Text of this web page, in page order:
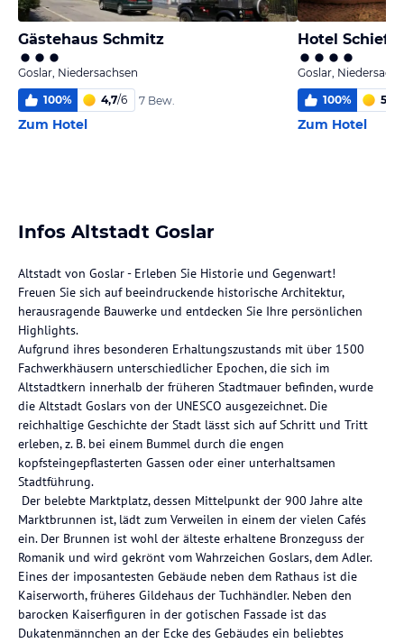
Gästehaus Schmitz
Goslar, Niedersachsen
100% 4,7/6 7 Bew.
Zum Hotel
Hotel Schiefer
Goslar,
100% 5,8
Zum Hotel
Infos Altstadt Goslar
Altstadt von Goslar - Erleben Sie Historie und Gegenwart!
Freuen Sie sich auf beeindruckende historische Architektur,
herausragende Bauwerke und entdecken Sie Ihre persönlichen
Highlights.
Aufgrund ihres besonderen Erhaltungszustands mit über 1500
Fachwerkhäusern unterschiedlicher Epochen, die sich im
Altstadtkern innerhalb der früheren Stadtmauer befinden, wurde
die Altstadt Goslars von der UNESCO ausgezeichnet. Die
reichhaltige Geschichte der Stadt lässt sich auf Schritt und Tritt
erleben, z. B. bei einem Bummel durch die engen
kopfsteingepflasterten Gassen oder einer unterhaltsamen
Stadtführung.
Der belebte Marktplatz, dessen Mittelpunkt der 900 Jahre alte
Marktbrunnen ist, lädt zum Verweilen in einem der vielen Cafés
ein. Der Brunnen ist wohl der älteste erhaltene Bronzeguss der
Romanik und wird gekrönt vom Wahrzeichen Goslars, dem Adler.
Eines der imposantesten Gebäude neben dem Rathaus ist die
Kaiserworth, früheres Gildehaus der Tuchhändler. Neben den
barocken Kaiserfiguren in der gotischen Fassade ist das
Dukatenmännchen an der Ecke des Gebäudes ein beliebtes